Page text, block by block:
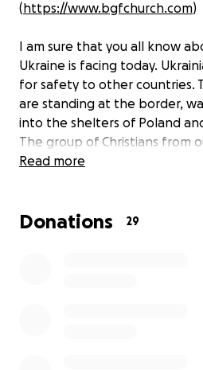
(https://www.bgfchurch.com)
I am sure that you all know
Ukraine is facing today.
for safety to other countries.
are standing at the border,
into the shelters of Poland
The group of Christians from
fly to Poland as volunteers to
the border.
Read more
Donations 29